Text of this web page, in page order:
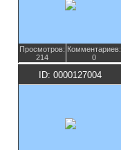
Просмотров:
214
Комментариев:
0
ID: 0000127004